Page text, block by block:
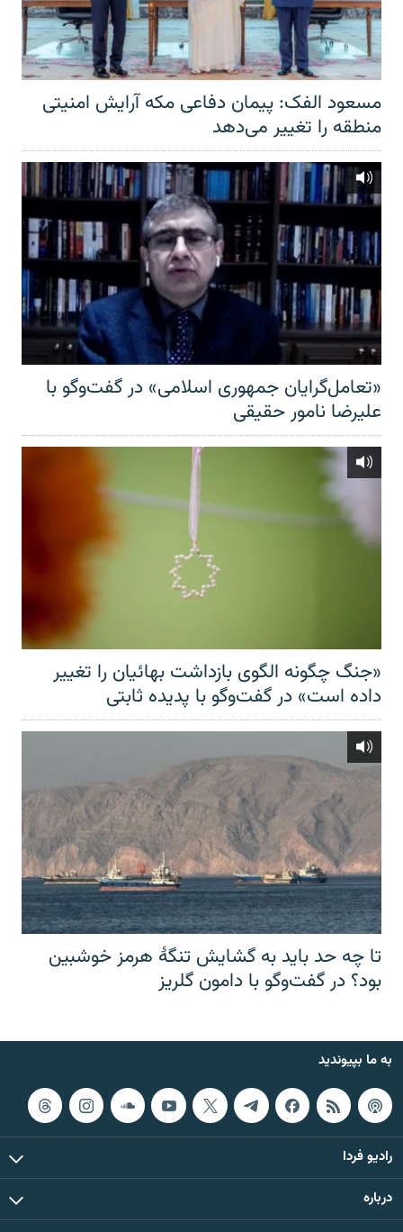
مسعود الفک: پیمان دفاعی مکه آرایش امنیتی
منطقه را تغییر می‌دهد
«تعامل‌گرایان جمهوری اسلامی» در گفت‌وگو با
علیرضا نامور حقیقی
«جنگ چگونه الگوی بازداشت بهائیان را تغییر
داده است» در گفت‌وگو با پدیده ثابتی
تا چه حد باید به گشایش تنگهٔ هرمز خوشبین
بود؟ در گفت‌وگو با دامون گلریز
به ما بپیوندید
رادیو فردا
درباره